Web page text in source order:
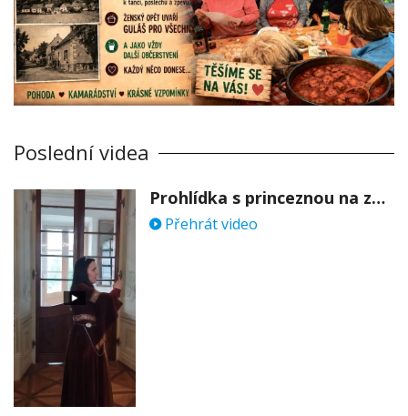
Poslední videa
Prohlídka s princeznou na zámku Stekník
Přehrát video